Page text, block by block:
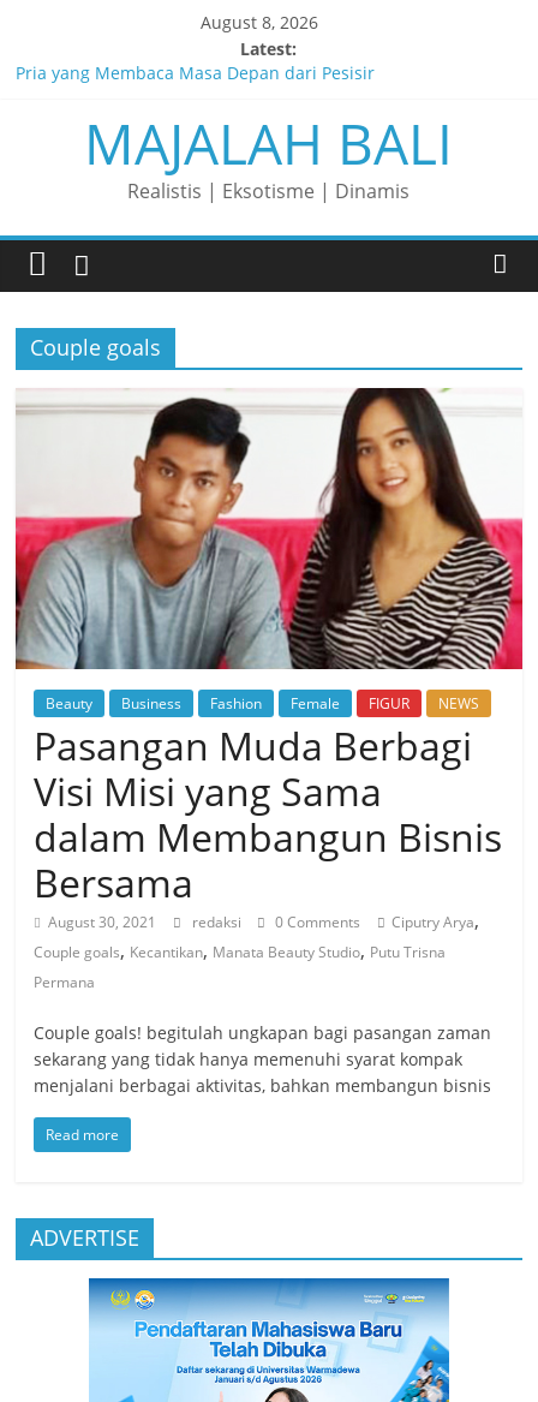
content
August 8, 2026
Latest:
Pria yang Membaca Masa Depan dari Pesisir
Membaca Peluang, Menaklukkan Tantangan, dan Membangun
Bisnis Peternakan yang Berkelanjutan
Lelaki yang Mengubah Garis Menjadi Masa Depan
Matahari yang Lahir di Pulau Dewata
Perjalanan Panjang di Balik Rasa yang Dicintai Banyak Orang
MAJALAH BALI
Realistis | Eksotisme | Dinamis
Couple goals
Beauty Business Fashion Female FIGUR NEWS
Pasangan Muda Berbagi
Visi Misi yang Sama
dalam Membangun Bisnis
Bersama
August 30, 2021 redaksi 0 Comments Ciputry Arya,
Couple goals, Kecantikan, Manata Beauty Studio, Putu Trisna
Permana
Couple goals! begitulah ungkapan bagi pasangan zaman
sekarang yang tidak hanya memenuhi syarat kompak
menjalani berbagai aktivitas, bahkan membangun bisnis
Read more
ADVERTISE